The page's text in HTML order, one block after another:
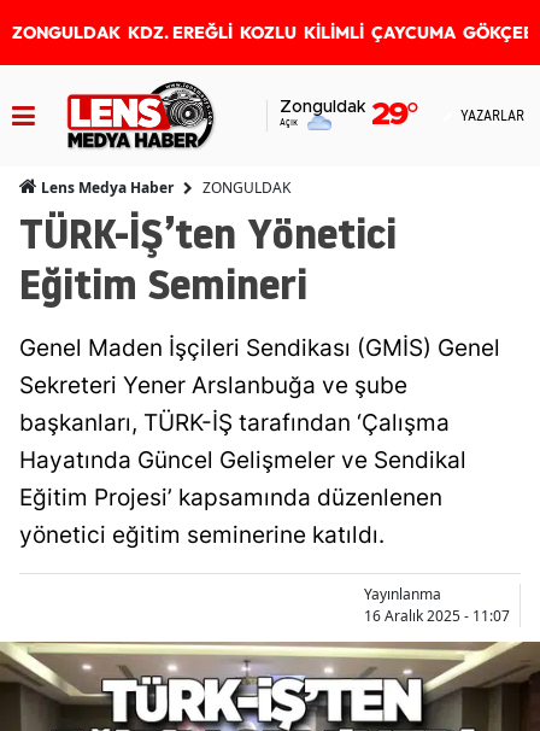
ZONGULDAK KDZ. EREĞLİ KOZLU KİLİMLİ ÇAYCUMA
Zonguldak
Açık 29° YAZARLAR
Lens Medya Haber ZONGULDAK
TÜRK-İŞ’ten Yönetici
Eğitim Semineri
Genel Maden İşçileri Sendikası (GMİS) Genel
Sekreteri Yener Arslanbuğa ve şube
başkanları, TÜRK-İŞ tarafından ‘Çalışma
Hayatında Güncel Gelişmeler ve Sendikal
Eğitim Projesi’ kapsamında düzenlenen
yönetici eğitim seminerine katıldı.
Yayınlanma
16 Aralık 2025 - 11:07